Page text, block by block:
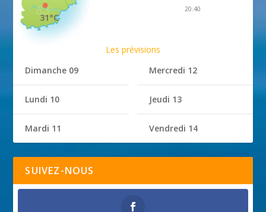
31°C
20:40
Les prévisions
Dimanche 09
Lundi 10
Mardi 11
Mercredi 12
Jeudi 13
Vendredi 14
SUIVEZ-NOUS